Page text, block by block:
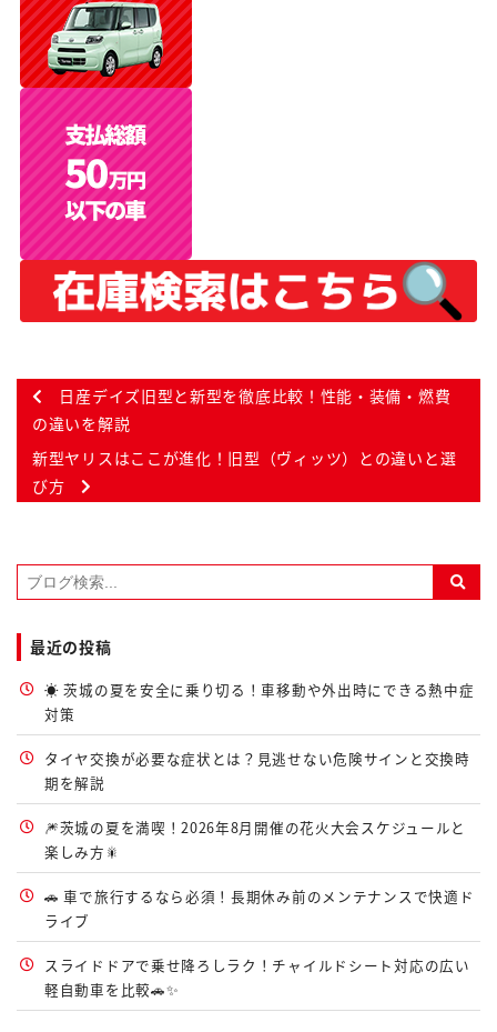
日産デイズ旧型と新型を徹底比較！性能・装備・燃費
の違いを解説
新型ヤリスはここが進化！旧型（ヴィッツ）との違いと選
び方
最近の投稿
☀️ 茨城の夏を安全に乗り切る！車移動や外出時にできる熱中症
対策
タイヤ交換が必要な症状とは？見逃せない危険サインと交換時
期を解説
🎆茨城の夏を満喫！2026年8月開催の花火大会スケジュールと
楽しみ方🎇
🚗 車で旅行するなら必須！長期休み前のメンテナンスで快適ド
ライブ
スライドドアで乗せ降ろしラク！チャイルドシート対応の広い
軽自動車を比較🚗✨